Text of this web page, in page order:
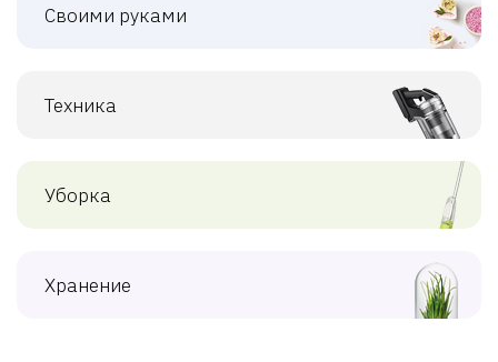
Своими руками
Техника
Уборка
Хранение